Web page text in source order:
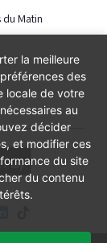
Matin
la meilleure
des
locale de votre
au
décider
et modifier ces
du site
du contenu